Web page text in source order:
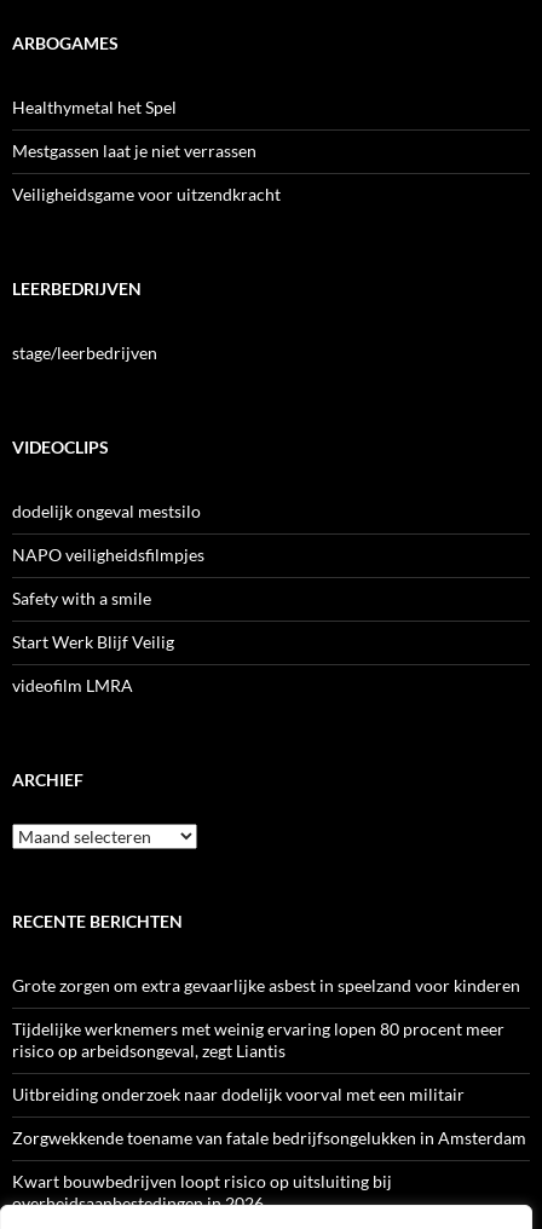
ARBOGAMES
Healthymetal het Spel
Mestgassen laat je niet verrassen
Veiligheidsgame voor uitzendkracht
LEERBEDRIJVEN
stage/leerbedrijven
VIDEOCLIPS
dodelijk ongeval mestsilo
NAPO veiligheidsfilmpjes
Safety with a smile
Start Werk Blijf Veilig
videofilm LMRA
ARCHIEF
Archief
RECENTE BERICHTEN
Grote zorgen om extra gevaarlijke asbest in speelzand voor kinderen
Tijdelijke werknemers met weinig ervaring lopen 80 procent meer
risico op arbeidsongeval, zegt Liantis
Uitbreiding onderzoek naar dodelijk voorval met een militair
Zorgwekkende toename van fatale bedrijfsongelukken in Amsterdam
Kwart bouwbedrijven loopt risico op uitsluiting bij
overheidsaanbestedingen in 2026